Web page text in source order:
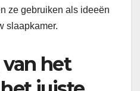
ze gebruiken als ideeën
slaapkamer.
het